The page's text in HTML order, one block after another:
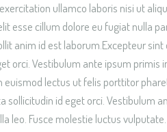
ullamco laboris nisi ut
esse cillum dolore eu fugiat nulla
anim id est laborum.Excepteur
orci. Vestibulum ante ipsum primis
euismod lectus ut felis porttitor
sollicitudin id eget orci. Vestibulum
leo. Fusce molestie luctus vulputate.